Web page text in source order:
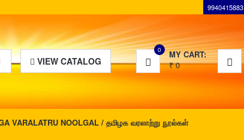
9940415883
VIEW CATALOG
0
MY CART:
₹0
VARALATRU NOOLGAL / தமிழக வரலாற்று நூல்கள்